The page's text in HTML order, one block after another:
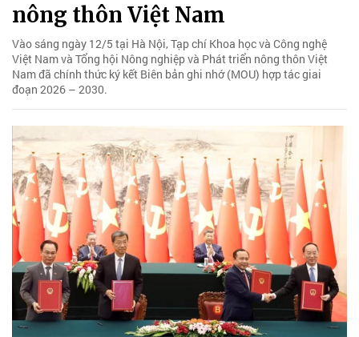
nông thôn Việt Nam
Vào sáng ngày 12/5 tại Hà Nội, Tạp chí Khoa học và Công nghệ
Việt Nam và Tổng hội Nông nghiệp và Phát triển nông thôn Việt
Nam đã chính thức ký kết Biên bản ghi nhớ (MOU) hợp tác giai
đoạn 2026 – 2030.